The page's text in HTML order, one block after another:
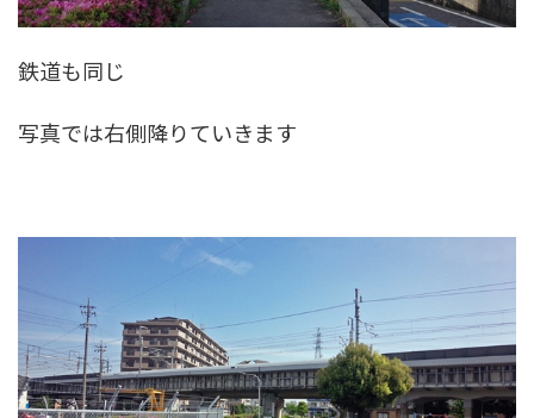
鉄道も同じ
写真では右側降りていきます